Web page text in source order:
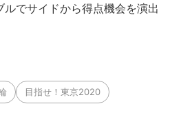
でサイドから得点機会を演出
目指せ！東京2020